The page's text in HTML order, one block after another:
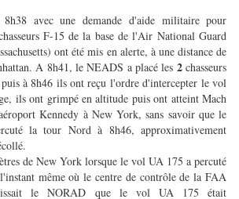
avec une demande d'aide militaire pour
F-15 de la base de l'Air National Guard
ont été mis en alerte, à une distance de
A 8h41, le NEADS a placé les 2chasseurs
puis à 8h46 ils ont reçu l'ordre d'intercepter le vol
ils ont grimpé en altitude puis ont atteint Mach
Kennedy à New York, sans savoir que le
la tour Nord à 8h46, approximativement
de New York lorsque le vol UA 175 a percuté
même où le centre de contrôle de la FAA
le NORAD que le vol UA 175 était